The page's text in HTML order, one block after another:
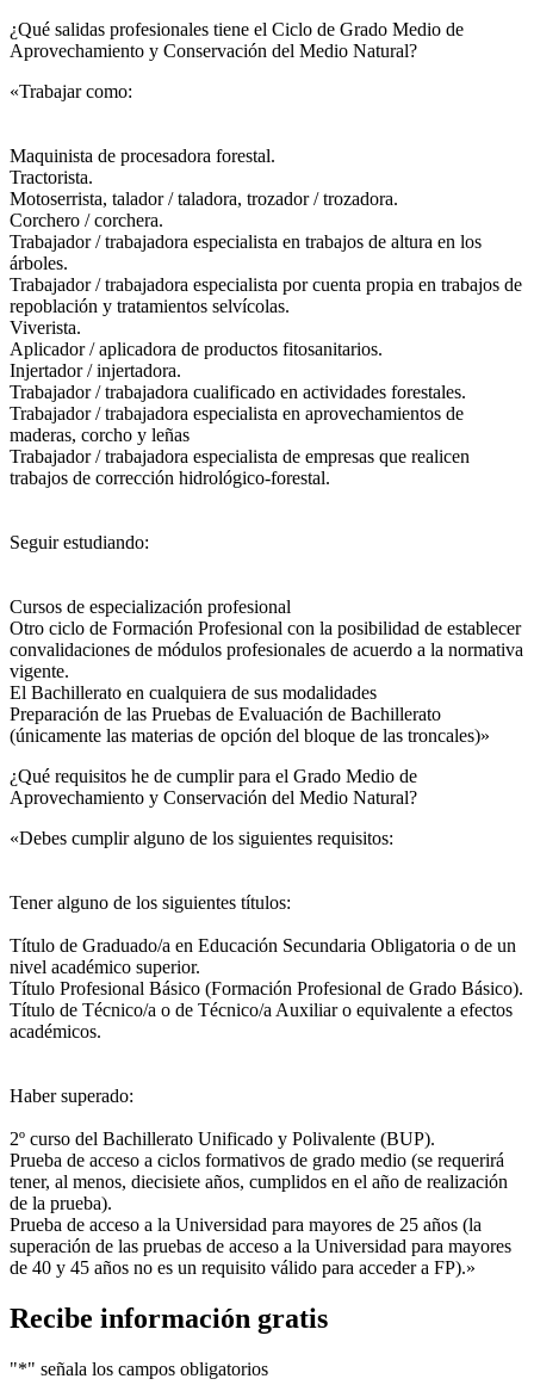
¿Qué salidas profesionales tiene el Ciclo de Grado Medio de
Aprovechamiento y Conservación del Medio Natural?​
«Trabajar como:
Maquinista de procesadora forestal.
Tractorista.
Motoserrista, talador / taladora, trozador / trozadora.
Corchero / corchera.
Trabajador / trabajadora especialista en trabajos de altura en los
árboles.
Trabajador / trabajadora especialista por cuenta propia en trabajos de
repoblación y tratamientos selvícolas.
Viverista.
Aplicador / aplicadora de productos fitosanitarios.
Injertador / injertadora.
Trabajador / trabajadora cualificado en actividades forestales.
Trabajador / trabajadora especialista en aprovechamientos de
maderas, corcho y leñas
Trabajador / trabajadora especialista de empresas que realicen
trabajos de corrección hidrológico-forestal.
Seguir estudiando:
Cursos de especialización profesional
Otro ciclo de Formación Profesional con la posibilidad de establecer
convalidaciones de módulos profesionales de acuerdo a la normativa
vigente.
El Bachillerato en cualquiera de sus modalidades
Preparación de las Pruebas de Evaluación de Bachillerato
(únicamente las materias de opción del bloque de las troncales)»
¿Qué requisitos he de cumplir para el Grado Medio de
Aprovechamiento y Conservación del Medio Natural?
«Debes cumplir alguno de los siguientes requisitos:
Tener alguno de los siguientes títulos:
Título de Graduado/a en Educación Secundaria Obligatoria o de un
nivel académico superior.
Título Profesional Básico (Formación Profesional de Grado Básico).
Título de Técnico/a o de Técnico/a Auxiliar o equivalente a efectos
académicos.
Haber superado:
2º curso del Bachillerato Unificado y Polivalente (BUP).
Prueba de acceso a ciclos formativos de grado medio (se requerirá
tener, al menos, diecisiete años, cumplidos en el año de realización
de la prueba).
Prueba de acceso a la Universidad para mayores de 25 años (la
superación de las pruebas de acceso a la Universidad para mayores
de 40 y 45 años no es un requisito válido para acceder a FP).»
Recibe información gratis
"*" señala los campos obligatorios